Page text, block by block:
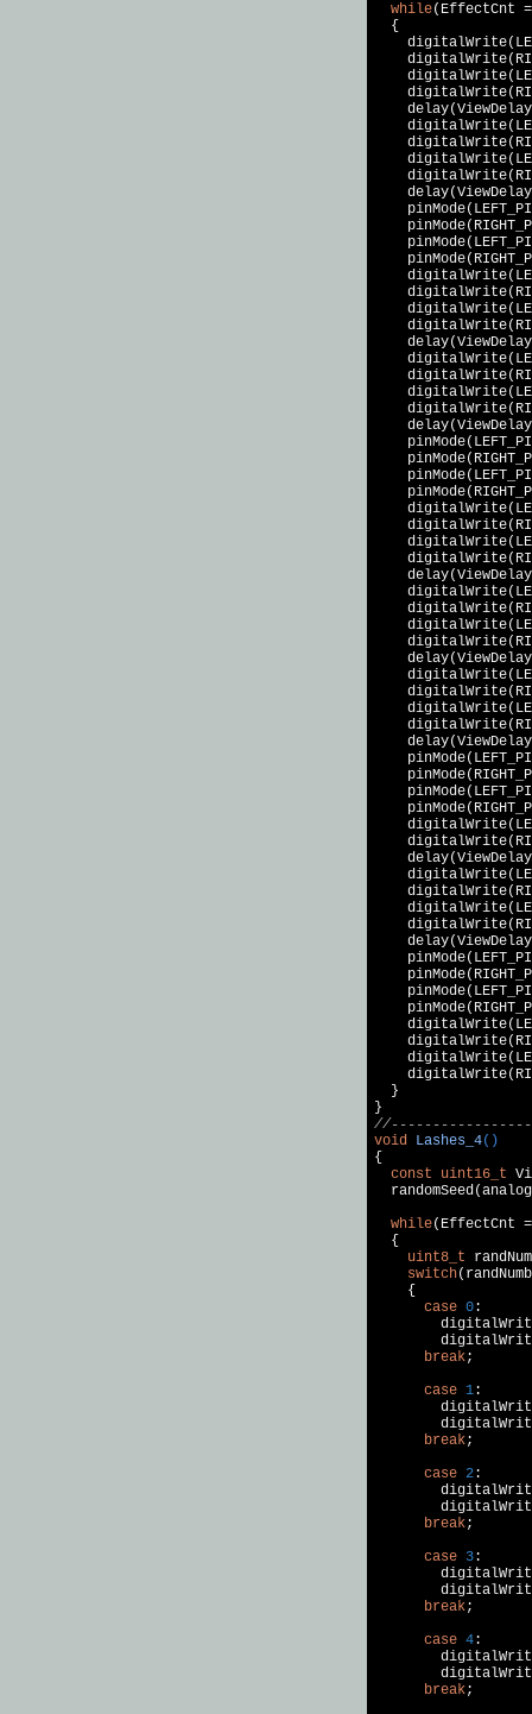
while(EffectCnt
  {
  }
void Lashes_4()
{
const
uint16_t
while(EffectCnt
  {
uint8_t
switch
    {
case 0:
break;
case 1:
break;
case 2:
break;
case 3:
break;
case 4:
break;